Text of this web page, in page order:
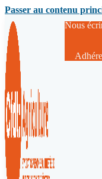
Passer au contenu
Nous